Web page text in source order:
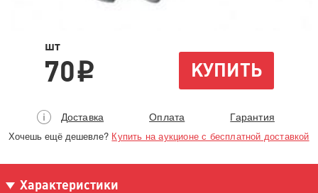
шт
70i КУПИТЬ
Доставка Оплата Гарантия
Хочешь ещё дешевле? Купить на аукционе с бесплатной доставкой
Характеристики